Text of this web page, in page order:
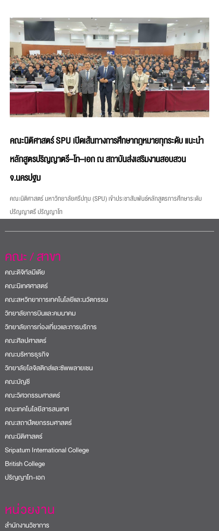
คณะนิติศาสตร์ SPU เปิดเส้นทางการศึกษากฎหมายทุกระดับ แนะนำ
หลักสูตรปริญญาตรี–โท–เอก ณ สถาบันส่งเสริมงานสอบสวน
จ.นครปฐม
คณะนิติศาสตร์ มหาวิทยาลัยศรีปทุม (SPU) เข้าประชาสัมพันธ์หลักสูตรการศึกษาระดับ
ปริญญาตรี ปริญญาโท
คณะ / สาขา
คณะดิจิทัลมีเดีย
คณะนิเทศศาสตร์
คณะสหวิทยาการเทคโนโลยีและนวัตกรรม
วิทยาลัยการบินและคมนาคม
วิทยาลัยการท่องเที่ยวและการบริการ
คณะศิลปศาสตร์
คณะบริหารธุรกิจ
วิทยาลัยโลจิสติกส์และซัพพลายเชน
คณะบัญชี
คณะวิศวกรรมศาสตร์
คณะเทคโนโลยีสารสนเทศ
คณะสถาปัตยกรรมศาสตร์
คณะนิติศาสตร์
Sripatum International College
British College
ปริญญาโท-เอก
หน่วยงาน
สำนักงานวิชาการ